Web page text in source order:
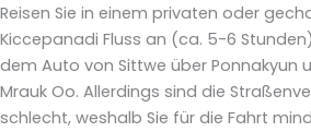
Reisen Sie in einem privaten oder
Kiccepanadi Fluss an (ca. 5-6
dem Auto von Sittwe über Ponnakyun
Mrauk Oo. Allerdings sind die
schlecht, weshalb Sie für die Fahrt